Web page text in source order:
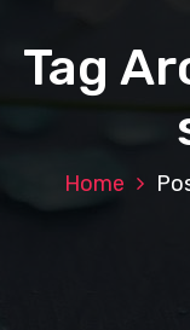
Tag
Home